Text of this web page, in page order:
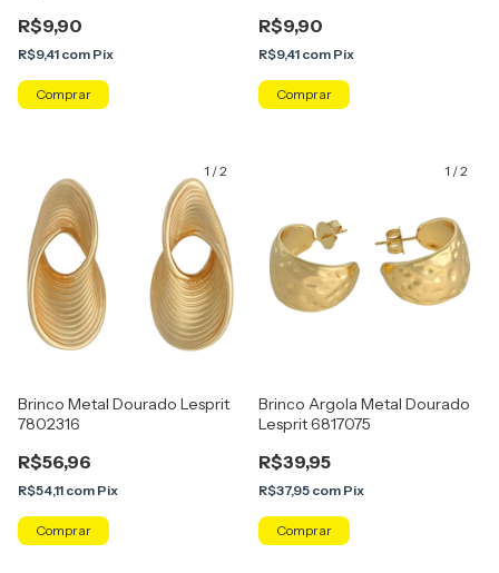
R$9,90
R$9,41 com Pix
R$9,90
R$9,41 com Pix
1 /2
Brinco Metal Dourado Lesprit
7802316
R$56,96
R$54,11 com Pix
1 /2
Brinco Argola Metal Dourado
Lesprit 6817075
R$39,95
R$37,95 com Pix